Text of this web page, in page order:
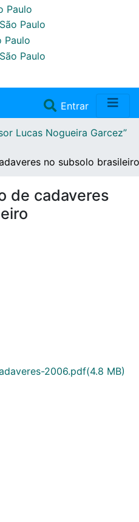
Entrar(current)
Lucas Nogueira Garcez”
no subsolo brasileiro
de cadaveres
2006.pdf(4.8 MB)